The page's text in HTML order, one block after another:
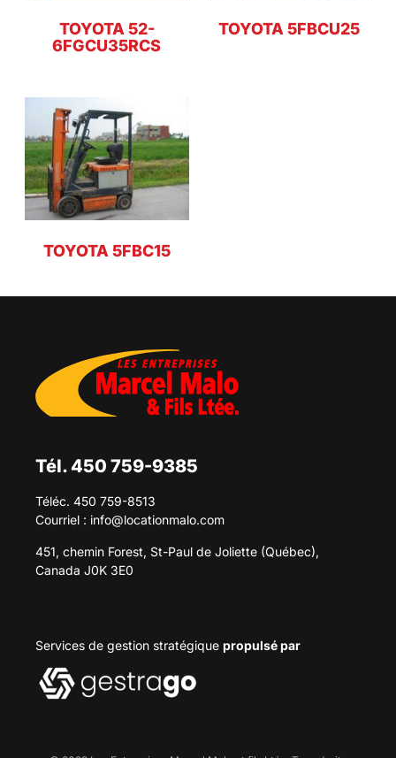
TOYOTA 52-
6FGCU35RCS
TOYOTA 5FBCU25
TOYOTA 5FBC15
Tél. 450 759-9385
Téléc. 450 759-8513
Courriel : info@locationmalo.com
451, chemin Forest, St-Paul de Joliette (Québec),
Canada J0K 3E0
Services de gestion stratégique propulsé par